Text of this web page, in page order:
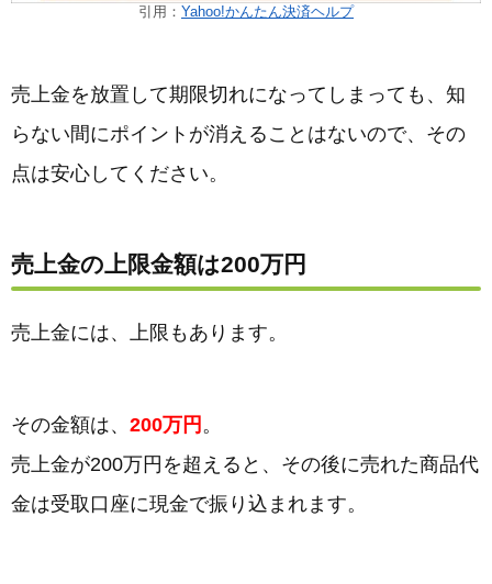
引用： Yahoo!かんたん決済ヘルプ
売上金を放置して期限切れになってしまっても、知
らない間にポイントが消えることはないので、その
点は安心してください。
売上金の上限金額は200万円
売上金には、上限もあります。
その金額は、 200万円 。
売上金が200万円を超えると、その後に売れた商品代
金は受取口座に現金で振り込まれます。